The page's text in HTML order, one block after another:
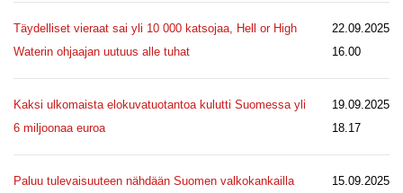
Täydelliset vieraat sai yli 10 000 katsojaa, Hell or High
Waterin ohjaajan uutuus alle tuhat
22.09.2025
16.00
Kaksi ulkomaista elokuvatuotantoa kulutti Suomessa yli
6 miljoonaa euroa
19.09.2025
18.17
Paluu tulevaisuuteen nähdään Suomen valkokankailla 15.09.2025